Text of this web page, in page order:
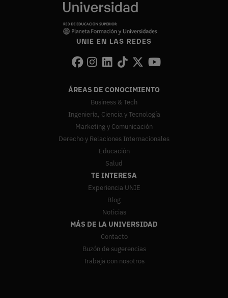
UNIE EN LAS REDES
ÁREAS DE CONOCIMIENTO
Business & Tech
Ingeniería, Ciencia y Tecnología
Marketing y Comunicación
Derecho y Relaciones Internacionales
Educación
Salud
TE INTERESA
Experiencia UNIE
Blog
Noticias
MÁS DE LA UNIVERSIDAD
Contacto
Buzón de sugerencias
Trabaja con nosotros